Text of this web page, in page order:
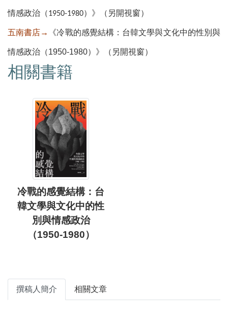
情感政治（1950-1980）》（另開視窗）
五南書店→ 《冷戰的感覺結構：台韓文學與文化中的性別與
情感政治（1950-1980）》（另開視窗）
相關書籍
冷戰的感覺結構：台
韓文學與文化中的性
別與情感政治
（1950-1980）
撰稿人簡介 相關文章